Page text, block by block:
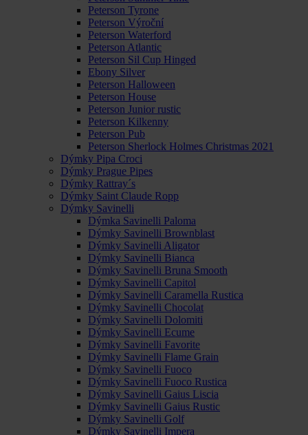
Peterson Tyrone
Peterson Výroční
Peterson Waterford
Peterson Atlantic
Peterson Sil Cup Hinged
Ebony Silver
Peterson Halloween
Peterson House
Peterson Junior rustic
Peterson Kilkenny
Peterson Pub
Peterson Sherlock Holmes Christmas 2021
Dýmky Pipa Croci
Dýmky Prague Pipes
Dýmky Rattray´s
Dýmky Saint Claude Ropp
Dýmky Savinelli
Dýmka Savinelli Paloma
Dýmky Savinelli Brownblast
Dýmky Savinelli Aligator
Dýmky Savinelli Bianca
Dýmky Savinelli Bruna Smooth
Dýmky Savinelli Capitol
Dýmky Savinelli Caramella Rustica
Dýmky Savinelli Chocolat
Dýmky Savinelli Dolomiti
Dýmky Savinelli Ecume
Dýmky Savinelli Favorite
Dýmky Savinelli Flame Grain
Dýmky Savinelli Fuoco
Dýmky Savinelli Fuoco Rustica
Dýmky Savinelli Gaius Liscia
Dýmky Savinelli Gaius Rustic
Dýmky Savinelli Golf
Dýmky Savinelli Impera